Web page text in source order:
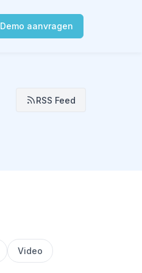
Demo aanvragen
RSS Feed
Video